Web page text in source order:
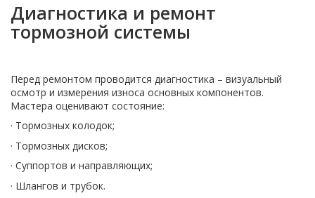
Диагностика и ремонт
тормозной системы
Перед ремонтом проводится диагностика – визуальный
осмотр и измерения износа основных компонентов.
Мастера оценивают состояние:
· Тормозных колодок;
· Тормозных дисков;
· Суппортов и направляющих;
· Шлангов и трубок.